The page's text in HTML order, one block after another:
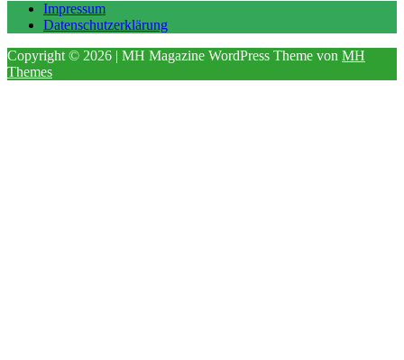
Impressum
Datenschutzerklärung
Copyright © 2026 | MH Magazine WordPress Theme von MH
Themes